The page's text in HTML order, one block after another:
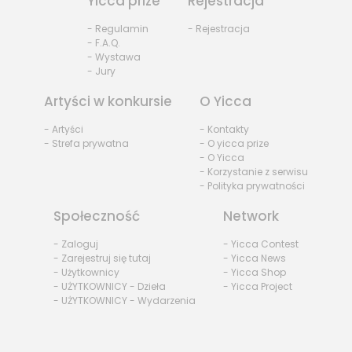
- Regulamin
- F.A.Q.
- Wystawa
- Jury
- Rejestracja
Artyści w konkursie
- Artyści
- Strefa prywatna
O Yicca
- Kontakty
- O yicca prize
- O Yicca
- Korzystanie z serwisu
- Polityka prywatności
Społeczność
- Zaloguj
- Zarejestruj się tutaj
- Użytkownicy
- UŻYTKOWNICY - Dzieła
- UŻYTKOWNICY - Wydarzenia
Network
- Yicca Contest
- Yicca News
- Yicca Shop
- Yicca Project